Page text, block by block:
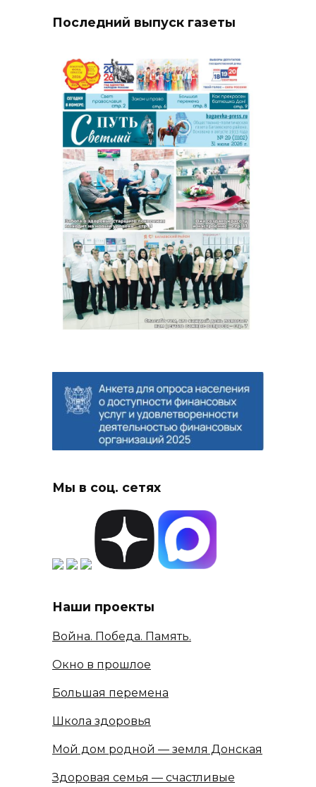
Последний выпуск газеты
Мы в соц. сетях
Наши проекты
Война. Победа. Память.
Окно в прошлое
Большая перемена
Школа здоровья
Мой дом родной — земля Донская
Здоровая семья — счастливые